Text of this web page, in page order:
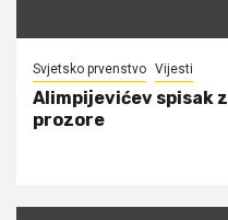
Svjetsko prvenstvo Vijesti
Alimpijevićev spisak
prozore